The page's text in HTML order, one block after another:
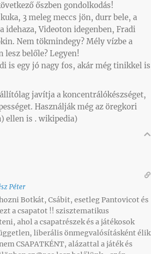
őszben gondolkodás!
3 meleg meccs jön, durr bele, a
idehaza, Videoton idegenben, Fradi
Nem tökmindegy? Mély vízbe a
lesz belőle? Legyen!
is egy jó nagy fos, akár még tinikkel is
javítja a koncentrálókészséget,
Használják még az öregkori
ellen is . wikipedia)
Péter
Botkát, Csábit, esetleg Pantovicot és
a csapatot !! szisztematikus
ahol a csapatrészek és a játékosok
liberális önmegvalósításként élik
CSAPATKÉNT, alázattal a játék és